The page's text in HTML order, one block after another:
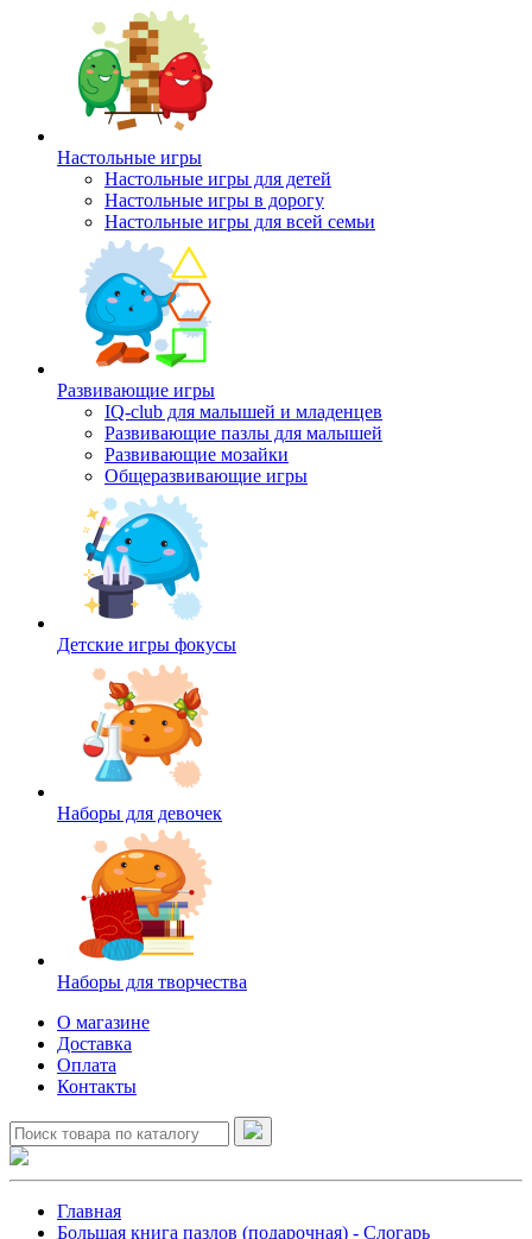
Настольные игры
Настольные игры для детей
Настольные игры в дорогу
Настольные игры для всей семьи
Развивающие игры
IQ-club для малышей и младенцев
Развивающие пазлы для малышей
Развивающие мозайки
Общеразвивающие игры
Детские игры фокусы
Наборы для девочек
Наборы для творчества
О магазине
Доставка
Оплата
Контакты
Главная
Большая книга пазлов (подарочная) - Слогарь